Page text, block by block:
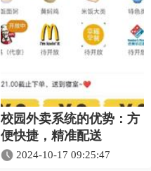
校园外卖系统的优势：方
便快捷，精准配送
2024-10-17 09:25:47